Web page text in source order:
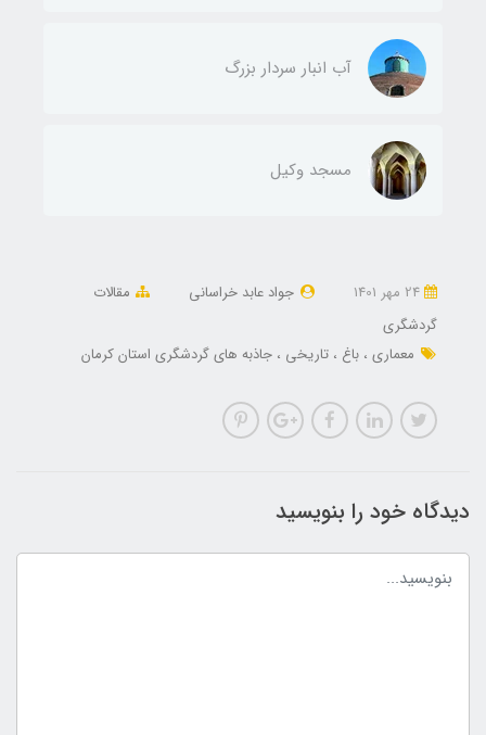
آب انبار سردار بزرگ
مسجد وکیل
جواد عابد خراسانی
مقالات
گردشگری
معماری باغ تاریخی جاذبه های گردشگری استان کرمان
دیدگاه خود را بنویسید